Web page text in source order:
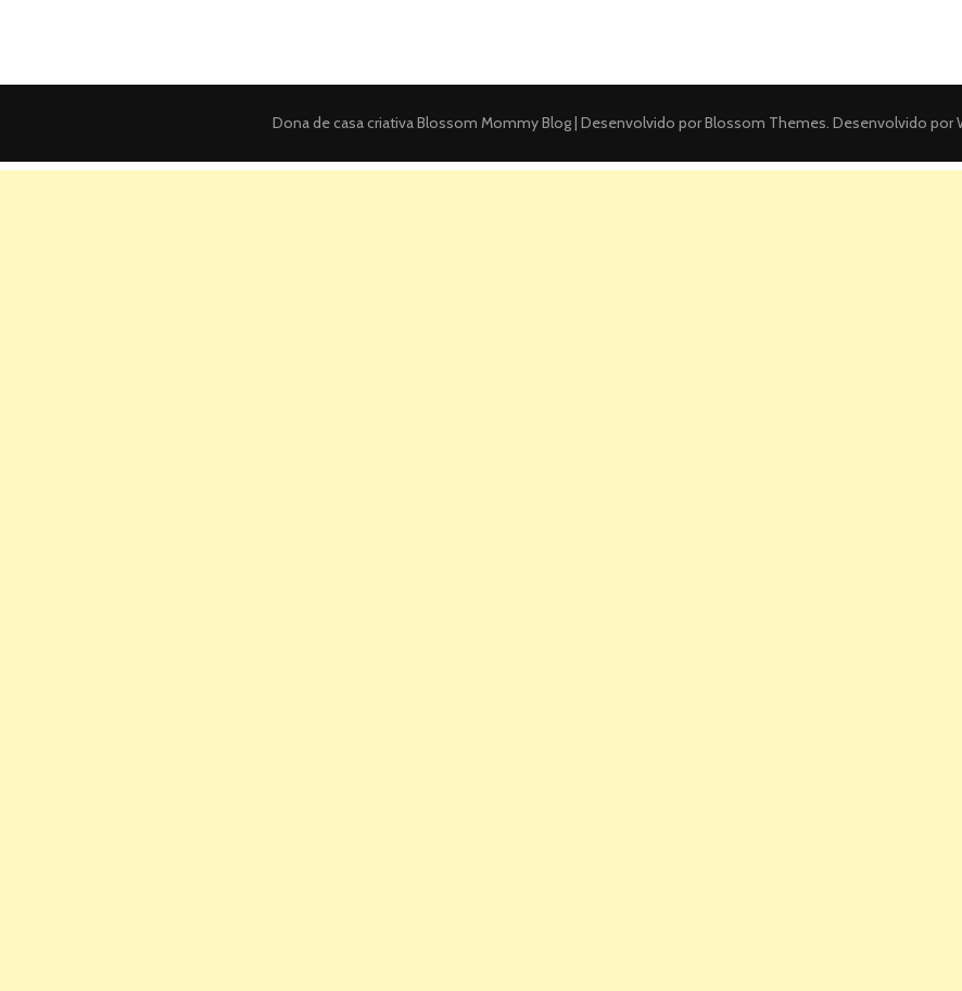
Dona de casa criativaBlossom Mommy Blog | Desenvolvido porBlossom Themes. Desenvolvido por